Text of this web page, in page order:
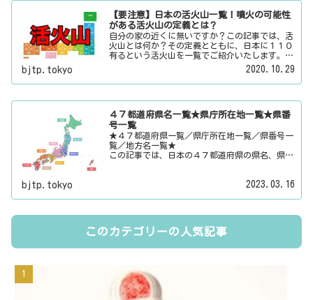
【要注意】日本の活火山一覧！噴火の可能性
がある活火山の定義とは？
自分の家の近くに無いですか？この記事では、活
火山とは何か？その定義とともに、日本に１１０
有るという活火山を一覧でご紹介いたします。そ
の他にも、大日本観光新聞では、方言・お土産・
名物・観光スポット・デートスポット・パワース
ポット・心霊スポットなどの各都道府県の観光情
bjtp.tokyo 2020.10.29
４７都道府県名一覧★県庁所在地一覧★県番
号一覧
★４７都道府県一覧／県庁所在地一覧／県番号一
覧／地方名一覧★
この記事では、日本の４７都道府県の県名、県庁
のリンク先にはその地域に関する記事をご用意し
bjtp.tokyo 2023.03.16
このカテゴリーの人気記事